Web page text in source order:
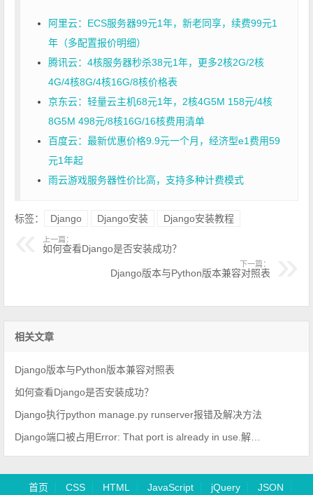
阿里云：ECS服务器99元1年，新老同享，续费99元1
年（多配置报价明细）
腾讯云：4核服务器秒杀38元1年，更多2核2G/2核
4G/4核8G/4核16G/8核价格表
京东云：轻量云主机68元1年，2核4G5M 158元/4核
8G5M 498元/8核16G/16核费用清单
百度云：最新优惠价格9.9元一个月，经济型e1费用59
元1年起
雨云游戏服务器性价比高，支持多种计费模式
标签： Django Django安装 Django安装教程
上一篇：
如何查看Django是否安装成功？
下一篇：
Django版本与Python版本兼容对照表
相关文章
Django版本与Python版本兼容对照表
如何查看Django是否安装成功？
Django执行python manage.py runserver报错及解决方法
首页 CSS HTML JavaScript jQuery JSON